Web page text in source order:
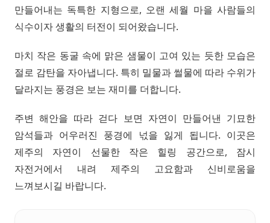
만들어내는 독특한 지형으로, 오랜 세월 마을 사람들의
식수이자 생활의 터전이 되어왔습니다.
마치 작은 동굴 속에 맑은 샘물이 고여 있는 듯한 모습은
절로 감탄을 자아냅니다. 특히 밀물과 썰물에 따라 수위가
달라지는 풍경은 보는 재미를 더합니다.
주변 해안을 따라 걷다 보면 자연이 만들어낸 기묘한
암석들과 어우러진 풍경에 넋을 잃게 됩니다. 이곳은
제주의 자연이 선물한 작은 힐링 공간으로, 잠시
자전거에서 내려 제주의 고요함과 신비로움을
느껴보시길 바랍니다.